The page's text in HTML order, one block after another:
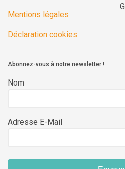
Mentions légales
Déclaration cookies
Abonnez-vous à notre newsletter !
Nom
Adresse E-Mail